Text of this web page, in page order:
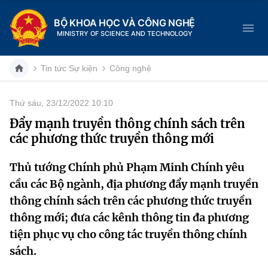
BỘ KHOA HỌC VÀ CÔNG NGHỆ
MINISTRY OF SCIENCE AND TECHNOLOGY
Danh mục
Trang chủ
Giới thiệu
Chức năng nhiệm vụ
Cơ cấu tổ chức
Lịch sử phát triển
Tin tức sự kiện
Khoa học và Công nghệ
Đổi mới sáng tạo
Dịch vụ công
Hệ thống văn bản
Tin tức Sự kiện Công nghệ
Thứ sáu, 23/12/2022 10:10
Đẩy mạnh truyền thông chính sách trên
các phương thức truyền thông mới
Thủ tướng Chính phủ Phạm Minh Chính yêu
cầu các Bộ ngành, địa phương đẩy mạnh truyền
thông chính sách trên các phương thức truyền
thông mới; đưa các kênh thông tin đa phương
tiện phục vụ cho công tác truyền thông chính
sách.